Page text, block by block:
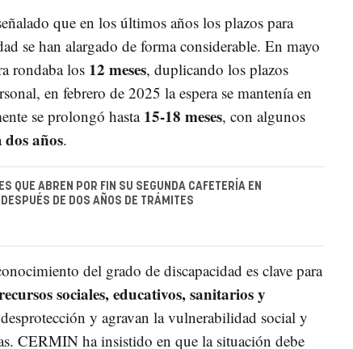
que en los últimos años los plazos para
se han alargado de forma considerable. En mayo
rondaba los 12 meses, duplicando los plazos
en febrero de 2025 la espera se mantenía en
se prolongó hasta 15-18 meses, con algunos
dos años.
QUE ABREN POR FIN SU SEGUNDA CAFETERÍA EN
DE DOS AÑOS DE TRÁMITES
del grado de discapacidad es clave para
sociales, educativos, sanitarios y
y agravan la vulnerabilidad social y
CERMIN ha insistido en que la situación debe